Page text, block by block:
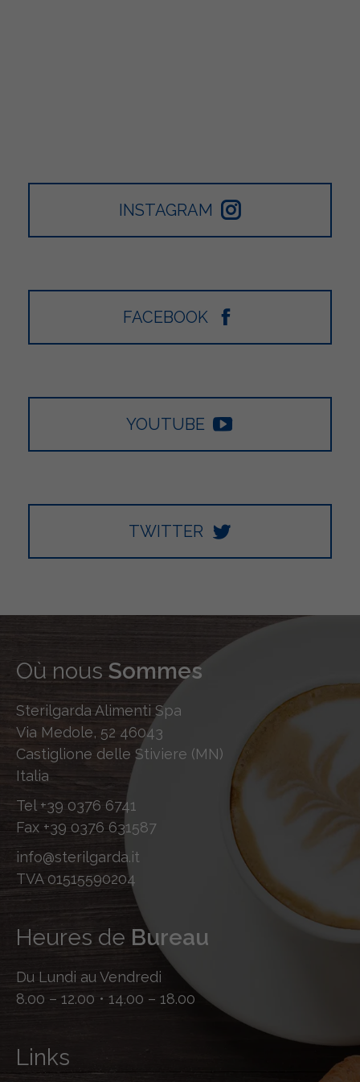
INSTAGRAM
FACEBOOK
YOUTUBE
TWITTER
Où nous Sommes
Sterilgarda Alimenti Spa
Via Medole, 52 46043
Castiglione delle Stiviere (MN)
Italia
Tel +39 0376 6741
Fax +39 0376 631587
info@sterilgarda.it
TVA 01515590204
Heures de Bureau
Du Lundi au Vendredi
8.00 – 12.00 • 14.00 – 18.00
Links